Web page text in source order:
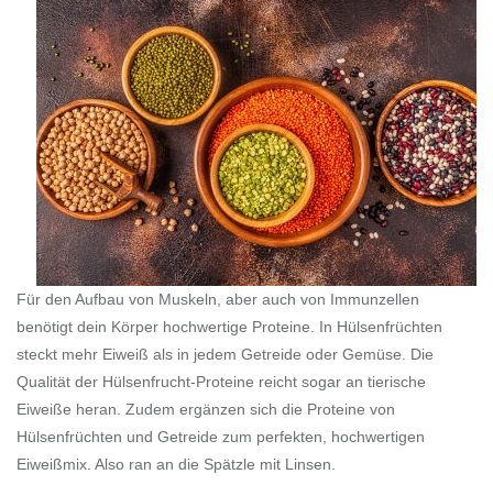
Für den Aufbau von Muskeln, aber auch von Immunzellen
benötigt dein Körper hochwertige Proteine. In Hülsenfrüchten
steckt mehr Eiweiß als in jedem Getreide oder Gemüse. Die
Qualität der Hülsenfrucht-Proteine reicht sogar an tierische
Eiweiße heran. Zudem ergänzen sich die Proteine von
Hülsenfrüchten und Getreide zum perfekten, hochwertigen
Eiweißmix. Also ran an die Spätzle mit Linsen.